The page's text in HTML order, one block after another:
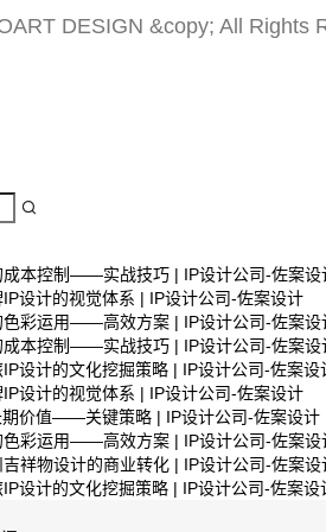
DESIGN &copy; All Rights

成本控制——实战技巧 | IP设计公司-佐案设
设计的视觉体系 | IP设计公司-佐案设计
色彩运用——高效方案 | IP设计公司-佐案设
成本控制——实战技巧 | IP设计公司-佐案设
设计的文化挖掘策略 | IP设计公司-佐案设
设计的视觉体系 | IP设计公司-佐案设计
期价值——关键策略 | IP设计公司-佐案设计
色彩运用——高效方案 | IP设计公司-佐案设
祥物设计的商业转化 | IP设计公司-佐案设
设计的文化挖掘策略 | IP设计公司-佐案设
控制——实战技巧 | IP设计公
-佐案设计
是文创产品设计成功的基……